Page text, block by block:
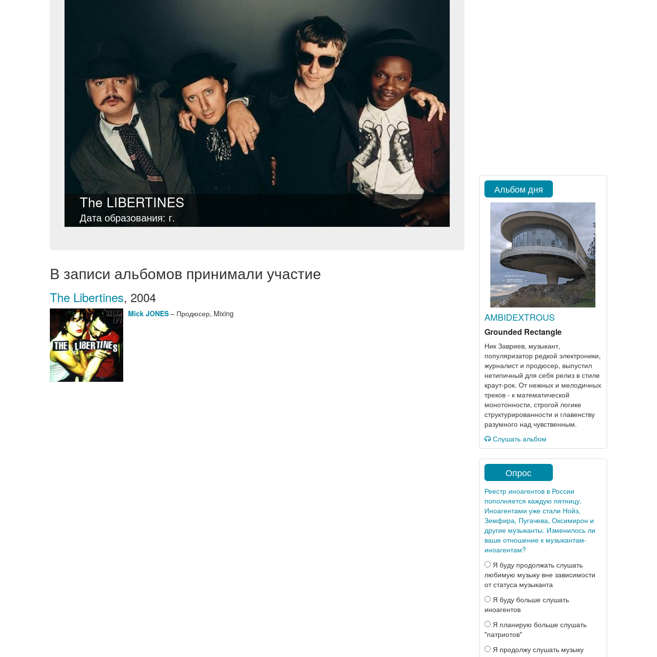
The LIBERTINES
Дата образования: г.
В записи альбомов принимали участие
The Libertines, 2004
Mick JONES – Продюсер, Mixing
Альбом дня
AMBIDEXTROUS
Grounded Rectangle
Ник Завриев, музыкант,
популяризатор редкой электроники,
журналист и продюсер, выпустил
нетипичный для себя релиз в стиле
краут-рок. От нежных и мелодичных
треков - к математической
монотонности, строгой логике
структурированности и главенству
разумного над чувственным.
Слушать альбом
Опрос
Реестр иноагентов в России
пополняется каждую пятницу.
Иноагентами уже стали Нойз,
Земфира, Пугачева, Оксимирон и
другие музыканты. Изменилось ли
ваше отношение к музыкантам-
иноагентам?
Я буду продолжать слушать
любимую музыку вне зависимости
от статуса музыканта
Я буду больше слушать
иноагентов
Я планирую больше слушать
"патриотов"
Я продолжу слушать музыку